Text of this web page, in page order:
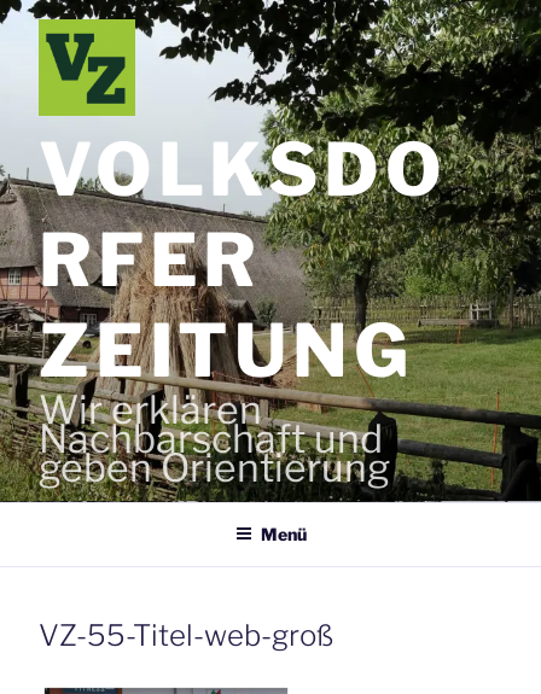
Zum
Inhalt
springen
VOLKSDO
RFER
ZEITUNG
Wir erklären
Nachbarschaft und
geben Orientierung
Menü
VZ-55-Titel-web-groß